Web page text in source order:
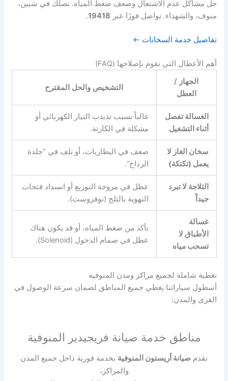
حل مشاكل عدم الاشتعال وضعف ضغط المياه. نصلك في شبين،
منوف، والشهداء. تواصل فورًا عبر 19418
.
تفاصيل خدمة السخانات ←
أهم الأعطال التي نقوم بإصلاحها (FAQ)
الجهاز /
العطل
التشخيص والحل المقترح
الغسالة تفصل
أثناء التشغيل
غالباً بسبب تذبذب التيار الكهربائي أو
مشكلة في الكارتة.
سخان الغاز لا
يعمل (تكتكة)
ضعف في البطاريات، أو تلف في “جلدة
الرداخ”.
الثلاجة لا تبرد
جيداً
عطل في مروحة التوزيع أو انسداد فتحات
التهوية بالثلج (نوفروست).
غسالة
الأطباق لا
تسحب مياه
تأكد من ضغط المياه، أو قد يكون هناك
عطل في صمام الدخول (Solenoid).
تغطية شاملة لجميع مراكز ومدن المنوفية
أسطول سياراتنا يغطي جميع المناطق لضمان سرعة الوصول في
القرى والمدن:
مناطق خدمة صيانة فريجيدير المنوفية
نقدم صيانة أريستون المنوفية بخدمة فورية داخل جميع المدن
والمراكز،